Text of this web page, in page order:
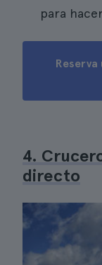
para
4.
directo